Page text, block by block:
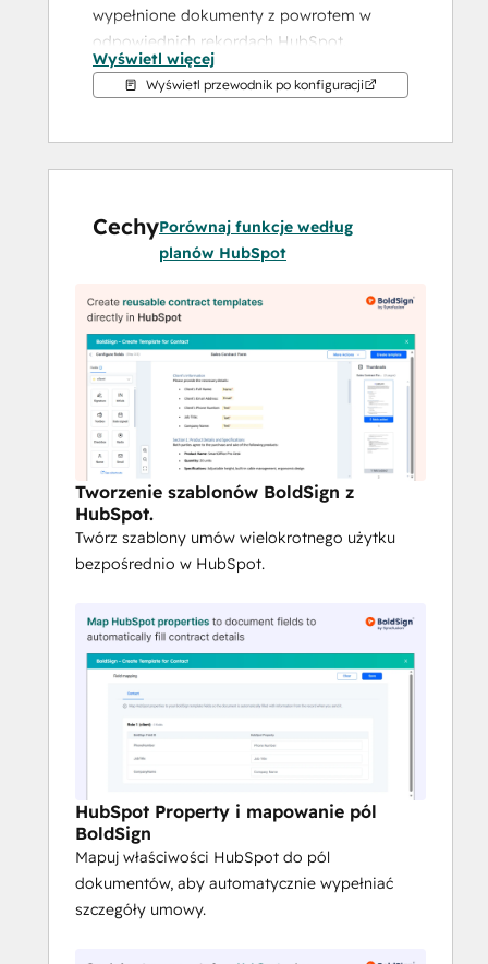
wypełnione dokumenty z powrotem w
odpowiednich rekordach HubSpot.
Od działu sprzedaży, przez dział prawny,
zarządzać całym obiegiem umów -
wysyłaniem, podpisywaniem i
Najważniejsze funkcje:
bezpośrednio z HubSpot
Inicjowanie próśb o podpis z
kontaktów, firm lub transakcji.
Łączenie danych kontaktów i
transakcji w szablony
Automatyczne wypełnianie pól przy
użyciu właściwości HubSpot przed
wysłaniem.
Automatyczne zapisywanie
wypełnionych dokumentów -
podpisane umowy są zapisywane z
HubSpot.
Ścieżki audytu i zgodność z
przepisami - odporne na manipulacje
ścieżki audytu zgodne z normami
SOC 2, HIPAA, RODO, PCI DSS i
eIDAS.
Obsługa wielu podpisujących
dodawanie wielu odbiorców ze
zdefiniowaną kolejnością
podpisywania lub podpisywanie
równoległe.
Elastyczne uwierzytelnianie
Wyświetl więcej
Wyświetl przewodnik po konfiguracji
CechyPorównaj funkcje według
planów HubSpot
Tworzenie szablonów BoldSign z
HubSpot.
Twórz szablony umów wielokrotnego użytku
bezpośrednio w HubSpot.
HubSpot Property i mapowanie pól
BoldSign
Mapuj właściwości HubSpot do pól
dokumentów, aby automatycznie wypełniać
szczegóły umowy.